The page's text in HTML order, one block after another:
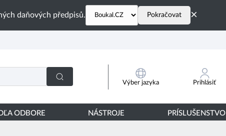
daňových předpisů. Pokračovat ×
Výber jazyka Prihlásiť
ODBORE NÁSTROJE PRÍSLUŠENSTVO